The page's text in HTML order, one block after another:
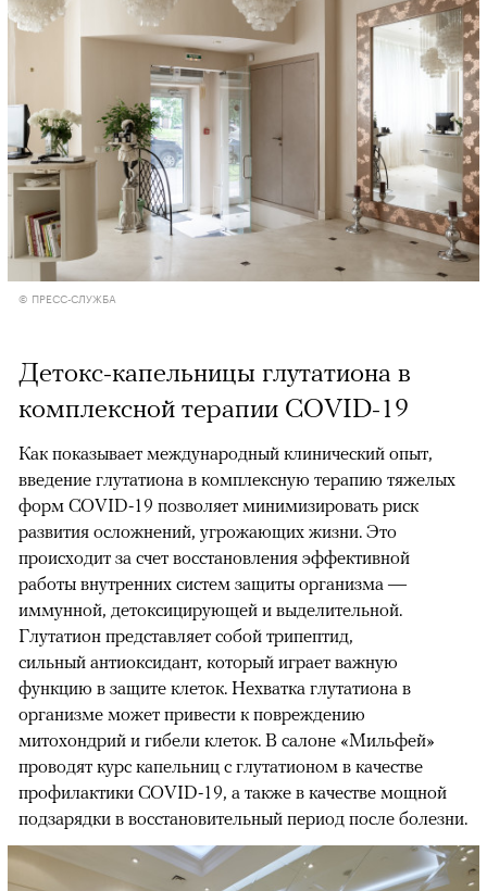
© ПРЕСС-СЛУЖБА
Детокс-капельницы глутатиона в
комплексной терапии COVID-19
Как показывает международный клинический опыт,
введение глутатиона в комплексную терапию тяжелых
форм COVID-19 позволяет минимизировать риск
развития осложнений, угрожающих жизни. Это
происходит за счет восстановления эффективной
работы внутренних систем защиты организма —
иммунной, детоксицирующей и выделительной.
Глутатион представляет собой трипептид,
сильный антиоксидант, который играет важную
функцию в защите клеток. Нехватка глутатиона в
организме может привести к повреждению
митохондрий и гибели клеток. В салоне «Мильфей»
проводят курс капельниц с глутатионом в качестве
профилактики COVID-19, а также в качестве мощной
подзарядки в восстановительный период после болезни.